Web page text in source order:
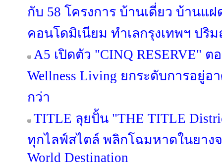
กับ 58 โครงการ บ้านเดี่ยว บ้านแ
คอนโดมิเนียม ทำเลกรุงเทพฯ ปริ
A5 เปิดตัว "CINQ RESERVE"
Wellness Living ยกระดับการอยู่
กว่า
TITLE ลุยปั้น "THE TITLE
ทุกไลฟ์สไตล์ พลิกโฉมหาดในยางจ
World Destination